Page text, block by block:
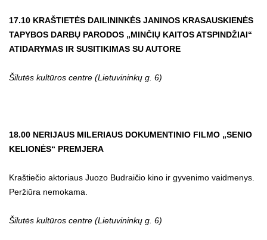
17.10 KRAŠTIETĖS DAILININKĖS JANINOS KRASAUSKIENĖS
TAPYBOS DARBŲ PARODOS „MINČIŲ KAITOS ATSPINDŽIAI“
ATIDARYMAS IR SUSITIKIMAS SU AUTORE
Šilutės kultūros centre (Lietuvininkų g. 6)
18.00 NERIJAUS MILERIAUS DOKUMENTINIO FILMO „SENIO
KELIONĖS“ PREMJERA
Kraštiečio aktoriaus Juozo Budraičio kino ir gyvenimo vaidmenys.
Peržiūra nemokama.
Šilutės kultūros centre (Lietuvininkų g. 6)